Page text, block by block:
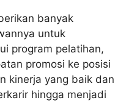
banyak
untuk
program pelatihan,
promosi ke posisi
kinerja yang baik dan
hingga menjadi